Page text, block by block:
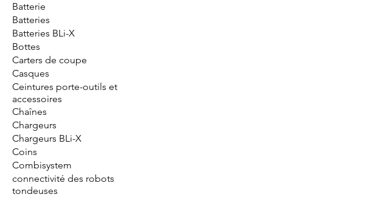
Batterie
Batteries
Batteries BLi-X
Bottes
Carters de coupe
Casques
Ceintures porte-outils et
accessoires
Chaînes
Chargeurs
Chargeurs BLi-X
Coins
Combisystem
connectivité des robots
tondeuses